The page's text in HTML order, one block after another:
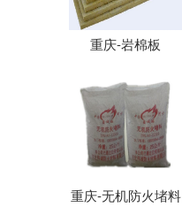
重庆-岩棉板
重庆-无机防火堵料